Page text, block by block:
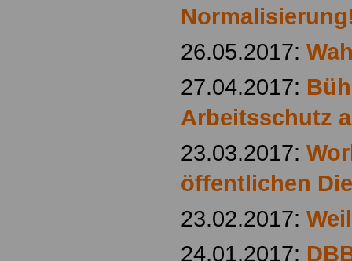
26.05.2017:
27.04.2017:
Arbeitsschutz
23.03.2017:
öffentlichen
23.02.2017:
24.01.2017: